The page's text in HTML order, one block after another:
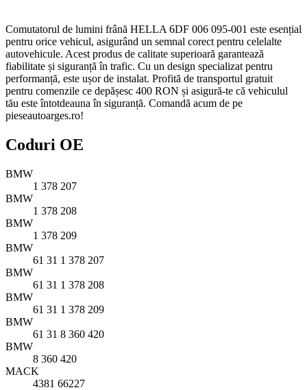
Comutatorul de lumini frână HELLA 6DF 006 095-001 este esențial
pentru orice vehicul, asigurând un semnal corect pentru celelalte
autovehicule. Acest produs de calitate superioară garantează
fiabilitate și siguranță în trafic. Cu un design specializat pentru
performanță, este ușor de instalat. Profită de transportul gratuit
pentru comenzile ce depășesc 400 RON și asigură-te că vehiculul
tău este întotdeauna în siguranță. Comandă acum de pe
pieseautoarges.ro!
Coduri OE
BMW
1 378 207
BMW
1 378 208
BMW
1 378 209
BMW
61 31 1 378 207
BMW
61 31 1 378 208
BMW
61 31 1 378 209
BMW
61 31 8 360 420
BMW
8 360 420
MACK
4381 66227